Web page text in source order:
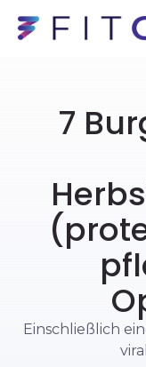
7
Einschließlich